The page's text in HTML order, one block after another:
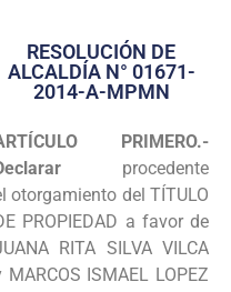
Transparencia
Intranet
RESOLUCIÓN DE
ALCALDÍA N° 01671-
2014-A-MPMN
PRIMERO.-
procedente
otorgamiento del TÍTULO
PROPIEDAD a favor de
RITA SILVA VILCA
MARCOS ISMAEL LOPEZ